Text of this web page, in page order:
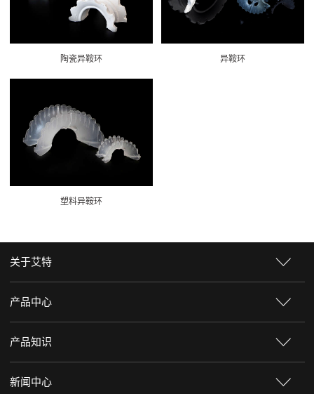
陶瓷异鞍环 异鞍环
塑料异鞍环
关于艾特
产品中心
产品知识
新闻中心